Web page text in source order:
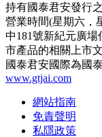
持有國泰君安發行
營業時間(星期六，
中181號新紀元廣
市產品的相關上市
國泰君安國際為國
www.gtjai.com
網站指南
免責聲明
私隱政策